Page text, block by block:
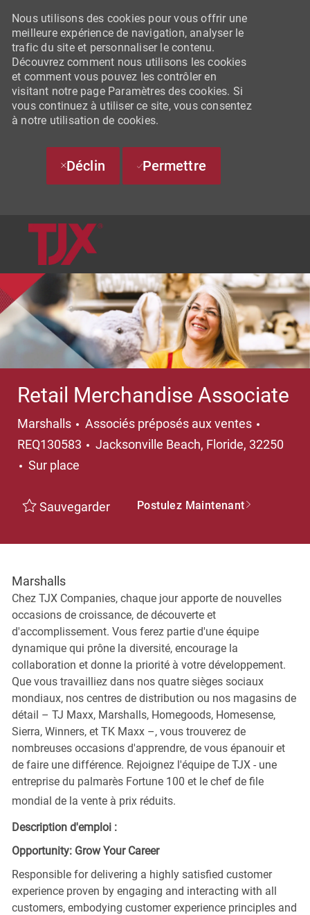
SKIP TO MAIN CONTENT
Nous utilisons des cookies pour vous offrir une
meilleure expérience de navigation, analyser le
trafic du site et personnaliser le contenu.
Découvrez comment nous utilisons les cookies
et comment vous pouvez les contrôler en
visitant notre page Paramètres des cookies. Si
vous continuez à utiliser ce site, vous consentez
à notre utilisation de cookies.
Déclin Permettre
Retail Merchandise Associate
Marshalls Catégorie
Associés préposés aux ventes
REQ130583
Emplacement
Jacksonville Beach, Floride, 32250
Sur place
Sauvegarder Postulez Maintenant
Marshalls
Chez TJX Companies, chaque jour apporte de nouvelles
occasions de croissance, de découverte et
d'accomplissement. Vous ferez partie d'une équipe
dynamique qui prône la diversité, encourage la
collaboration et donne la priorité à votre développement.
Que vous travailliez dans nos quatre sièges sociaux
mondiaux, nos centres de distribution ou nos magasins de
détail – TJ Maxx, Marshalls, Homegoods, Homesense,
Sierra, Winners, et TK Maxx –, vous trouverez de
nombreuses occasions d'apprendre, de vous épanouir et
de faire une différence. Rejoignez l'équipe de TJX - une
entreprise du palmarès Fortune 100 et le chef de file
mondial de la vente à prix réduits.
Description d'emploi :
Opportunity: Grow Your Career
Responsible for delivering a highly satisfied customer
experience proven by engaging and interacting with all
customers, embodying customer experience principles and